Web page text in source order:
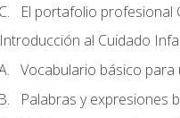
El portafolio profesional
Introducción al Cuidado
Vocabulario básico
Palabras y expresiones